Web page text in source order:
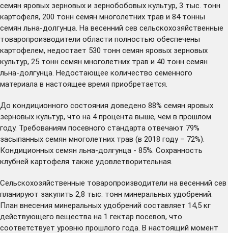
семян яровых зерновых и зернобобовых культур, 3 тыс. тонн
картофеля, 200 тонн семян многолетних трав и 84 тонны
семян льна-долгунца. На весенний сев сельскохозяйственные
товаропроизводители области полностью обеспечены
картофелем, недостает 530 тонн семян яровых зерновых
культур, 25 тонн семян многолетних трав и 40 тонн семян
льна-долгунца. Недостающее количество семенного
материала в настоящее время приобретается.
До кондиционного состояния доведено 88% семян яровых
зерновых культур, что на 4 процента выше, чем в прошлом
году. Требованиям посевного стандарта отвечают 79%
засыпанных семян многолетних трав (в 2018 году – 72%).
Кондиционных семян льна-долгунца - 85%. Сохранность
клубней картофеля также удовлетворительная.
Сельскохозяйственные товаропроизводители на весенний сев
планируют закупить 2,8 тыс. тонн минеральных удобрений.
План внесения минеральных удобрений составляет 14,5 кг
действующего вещества на 1 гектар посевов, что
соответствует уровню прошлого года. В настоящий момент